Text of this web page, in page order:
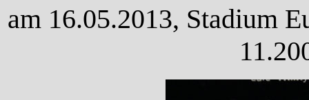
am 16.05.2013, Stadium